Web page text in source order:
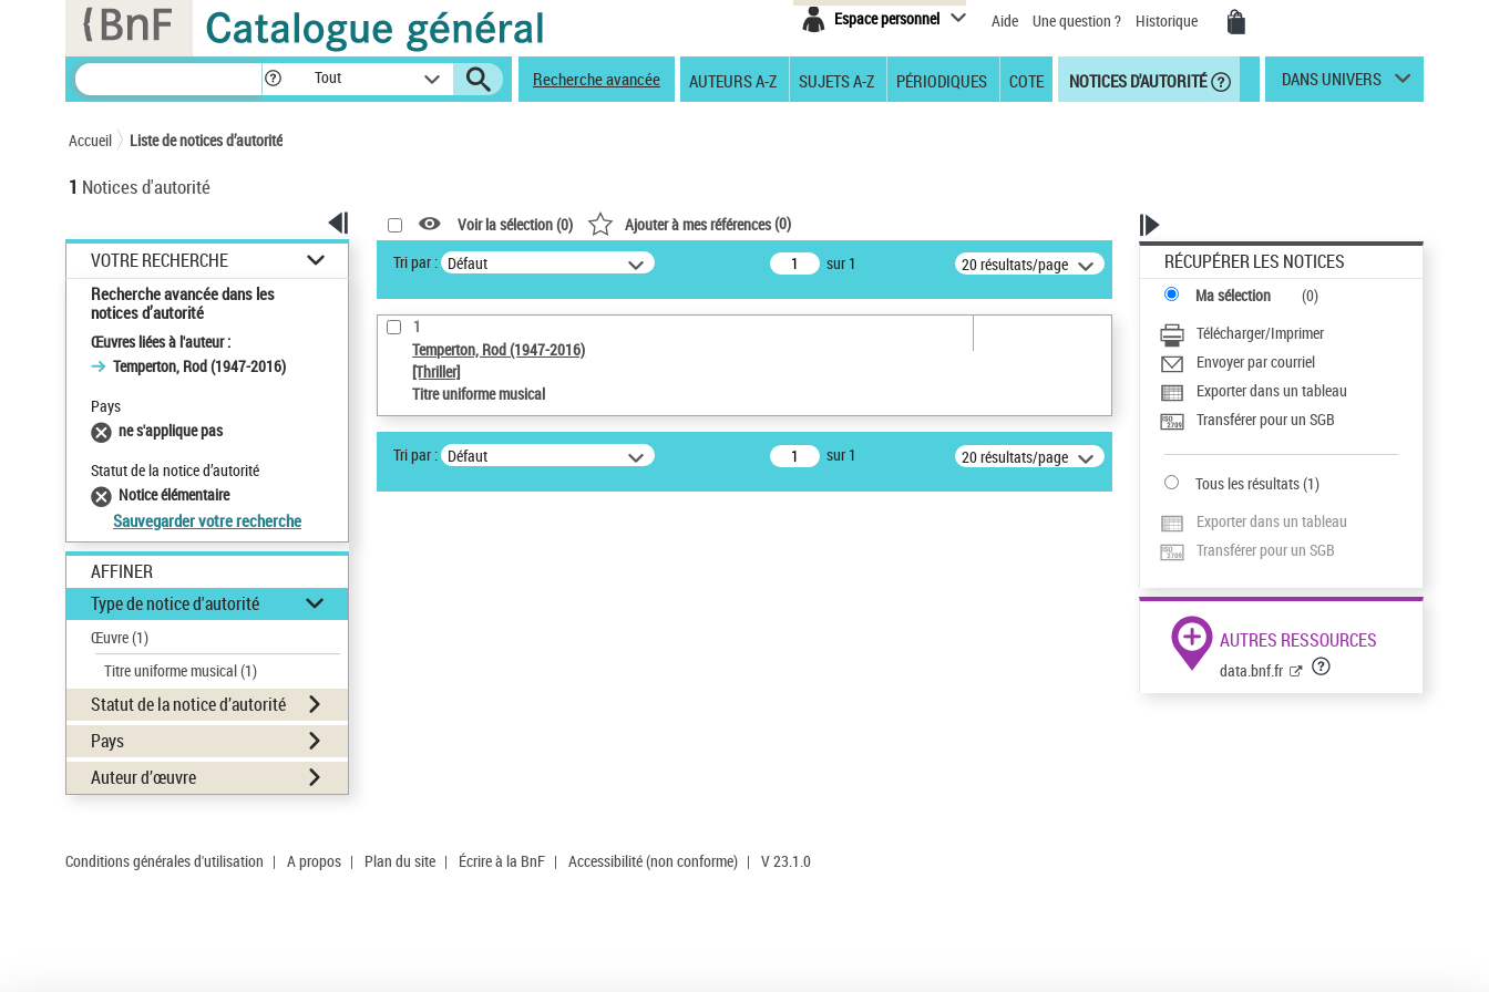
Espace personnel Aide Une question ? Historique
Tout Recherche avancée AUTEURS A-Z SUJETS A-Z PÉRIODIQUES COTE NOTICES D'AUTORITÉ DANS UNIVERS
Accueil Liste de notices d’autorité
1 Notices d'autorité
VOTRE RECHERCHE
Recherche avancée dans les
notices d’autorité
Œuvres liées à l'auteur :
Temperton, Rod (1947-2016)
Pays
ne s'applique pas
Statut de la notice d’autorité
Notice élémentaire
Sauvegarder votre recherche
AFFINER
Type de notice d'autorité
Œuvre(1)
Titre uniforme musical(1)
Statut de la notice d’autorité
Pays
Auteur d’œuvre
Voir la sélection (0) Ajouter à mes références(0)
Tri par : Défaut sur 1 20 résultats/page
1
Temperton, Rod (1947-2016)
[Thriller]
Titre uniforme musical
Tri par : Défaut sur 1 20 résultats/page
RÉCUPÉRER LES NOTICES
Ma sélection (0)
Télécharger/Imprimer
Envoyer par courriel
Exporter dans un tableau
Transférer pour un SGB
Tous les résultats(1)
Exporter dans un tableau
Transférer pour un SGB
AUTRES RESSOURCES
data.bnf.fr
Conditions générales d'utilisation | A propos | Plan du site | Écrire à la BnF | Accessibilité (non conforme) | V 23.1.0
Panneau de gestion des cookies